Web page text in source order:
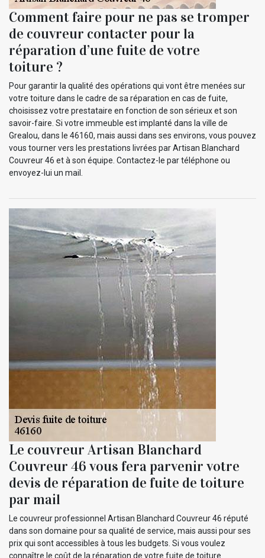
Comment faire pour ne pas se tromper
de couvreur contacter pour la
réparation d’une fuite de votre
toiture ?
Pour garantir la qualité des opérations qui vont être menées sur
votre toiture dans le cadre de sa réparation en cas de fuite,
choisissez votre prestataire en fonction de son sérieux et son
savoir-faire. Si votre immeuble est implanté dans la ville de
Grealou, dans le 46160, mais aussi dans ses environs, vous pouvez
vous tourner vers les prestations livrées par Artisan Blanchard
Couvreur 46 et à son équipe. Contactez-le par téléphone ou
envoyez-lui un mail.
Le couvreur Artisan Blanchard
Couvreur 46 vous fera parvenir votre
devis de réparation de fuite de toiture
par mail
Le couvreur professionnel Artisan Blanchard Couvreur 46 réputé
dans son domaine pour sa qualité de service, mais aussi pour ses
prix qui sont accessibles à tous les budgets. Si vous voulez
connaître le coût de la réparation de votre fuite de toiture